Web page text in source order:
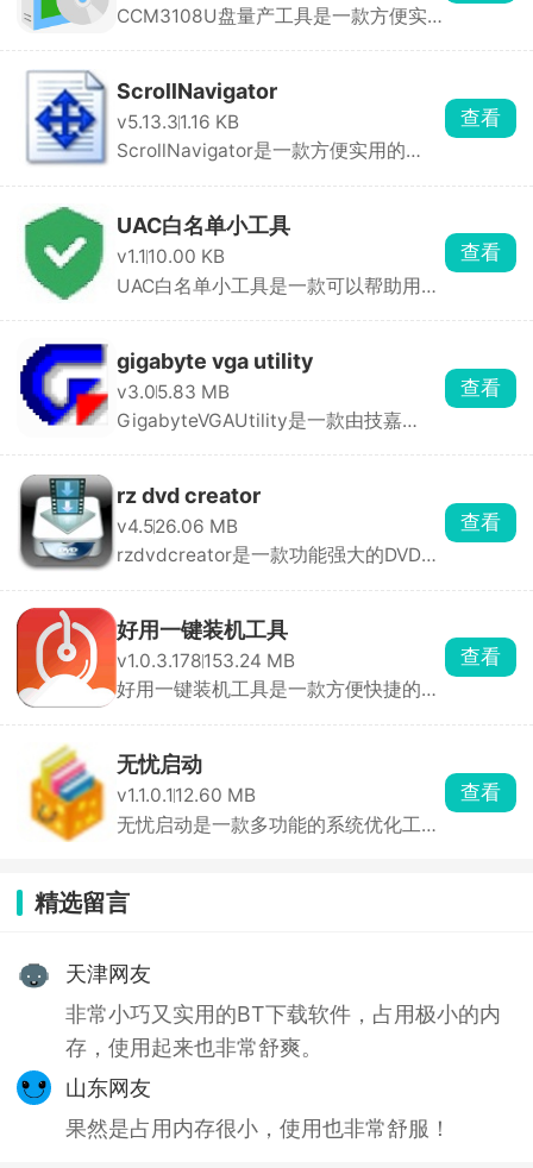
CCM3108U盘量产工具是一款方便实
ScrollNavigator
v5.13.31.16 KB
ScrollNavigator是一款方便实用的
查看
UAC白名单小工具
v1.1 10.00 KB
UAC白名单小工具是一款可以帮助用户
查看
gigabyte vga utility
v3.05.83 MB
GigabyteVGAUtility是一款由技嘉
查看
rz dvd creator
v4.526.06 MB
rzdvdcreator是一款功能强大的DVD制
查看
好用一键装机工具
v1.0.3.178153.24 MB
好用一键装机工具是一款方便快捷的电
查看
无忧启动
v1.1.0.1 12.60 MB
无忧启动是一款多功能的系统优化工具
查看
精选留言
天津网友
非常小巧又实用的BT下载软件，占用极小的内
存，使用起来也非常舒爽。
山东网友
果然是占用内存很小，使用也非常舒服！